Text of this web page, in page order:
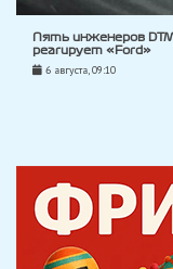
Пять инженеров
реагирует «Ford»
6 августа, 09:10